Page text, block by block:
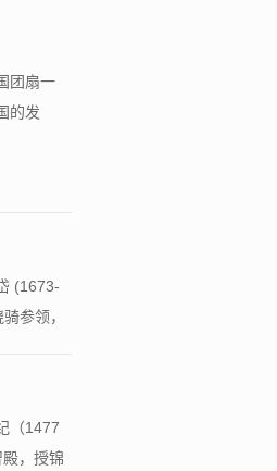
团扇一
的发
(1673-
参领，
（1477
，授锦